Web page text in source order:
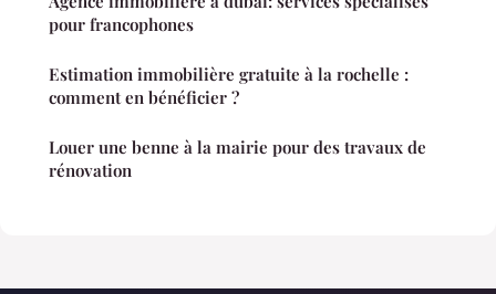
pour francophones
Estimation immobilière gratuite à la rochelle :
comment en bénéficier ?
Louer une benne à la mairie pour des travaux de
rénovation